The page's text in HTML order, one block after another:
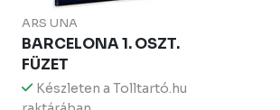
ARS UNA
BARCELONA 1. OSZT.
FÜZET
Készleten a Tolltartó.hu